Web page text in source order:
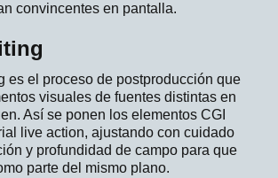
convincentes en pantalla.
es el proceso de postproducción que
visuales de fuentes distintas en
Así se ponen los elementos CGI
live action, ajustando con cuidado
y profundidad de campo para que
parte del mismo plano.